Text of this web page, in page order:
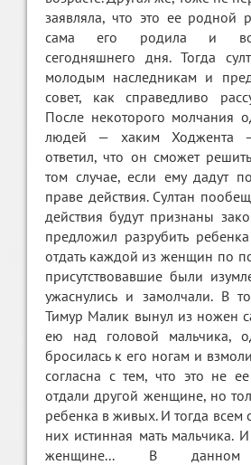
заявляла, что это ее родной
сама его родила и
сегодняшнего дня. Тогда
молодым наследникам и
совет, как справедливо
После некоторого молчания
людей — хаким Ходжента
ответил, что он сможет
том случае, если ему дадут
праве действия. Султан
действия будут признаны
предложил разрубить
отдать каждой из женщин по
присутствовавшие были
ужаснулись и замолчали. В
Тимур Малик вынул из ножен
ею над головой мальчика,
бросилась к его ногам и
согласна с тем, что это не
отдали другой женщине, но
ребенка в живых. И тогда всем
них истинная мать мальчика.
женщине... В данном